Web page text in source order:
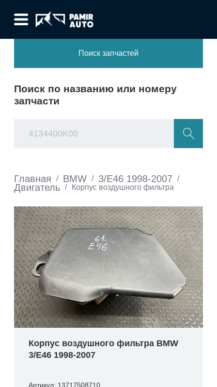
Поиск запчастей
Поиск по названию или номеру
запчасти
Главная / BMW / 3/E46 1998-2007 /
Двигатель / Корпус воздушного фильтра
Корпус воздушного фильтра BMW
3/E46 1998-2007
Артикул: 13717508710